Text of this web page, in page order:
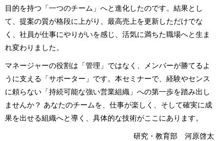
目的を持つ「一つのチーム」へと進化したのです。結果とし
て、提案の質が格段に上がり、最高売上を更新しただけでな
く、社員が仕事にやりがいを感じ、活気に満ちた職場へと生ま
れ変わりました。
マネージャーの役割は「管理」ではなく、メンバーが勝てるよ
うに支える「サポーター」です。本セミナーで、経験やセンス
に頼らない「持続可能な強い営業組織」への第一歩を踏み出し
ませんか？ あなたのチームを、仕事が楽しく、そして確実に成
果を出せる組織へと導く、具体的な技術がここにあります。
研究・教育部 河原啓太